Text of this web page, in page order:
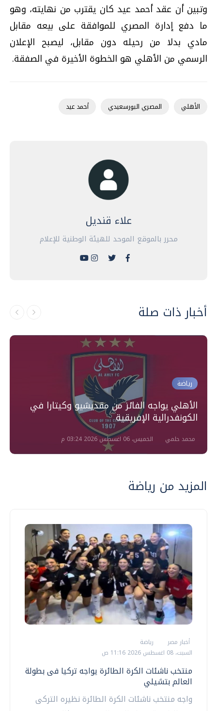
وتبين أن عقد أحمد عيد كان يقترب من نهايته، وهو
ما دفع إدارة المصري للموافقة على بيعه مقابل
مادي بدلا من رحيله دون مقابل، ليصبح الإعلان
الرسمي من الأهلي هو الخطوة الأخيرة في الصفقة.
الأهلي المصري البورسعيدي أحمد عيد
علاء قنديل
محرر بالموقع الموحد للهيئة الوطنية للإعلام
أخبار ذات صلة
رياضة
الأهلي يواجه الفائز من مقديشيو وكيتارا في
الكونفدرالية الإفريقية
محمد حلمي الخميس، 06 اغسطس 2026 03:24 م
المزيد من رياضة
أخبار مصر
رياضة
السبت، 08 اغسطس 2026 11:16 ص
منتخب ناشئات الكرة الطائرة يواجه تركيا فى بطولة
العالم بتشيلي
واجه منتخب ناشئات الكرة الطائرة نظيره التركى